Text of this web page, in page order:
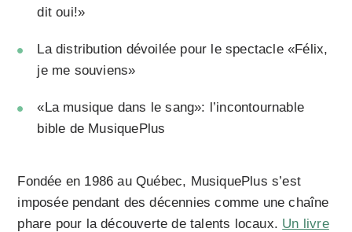
dit oui!»
La distribution dévoilée pour le spectacle «Félix,
je me souviens»
«La musique dans le sang»: l’incontournable
bible de MusiquePlus
Fondée en 1986 au Québec, MusiquePlus s’est
imposée pendant des décennies comme une chaîne
phare pour la découverte de talents locaux. Un livre